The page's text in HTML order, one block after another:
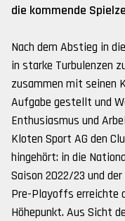
die kommende
Nach dem Abstieg in
in starke Turbulenzen
zusammen mit seinen
Aufgabe gestellt und
Enthusiasmus und
Kloten Sport AG den
hingehört: in die
Saison 2022/23 und
Pre-Playoffs erreichte
Höhepunkt. Aus Sicht